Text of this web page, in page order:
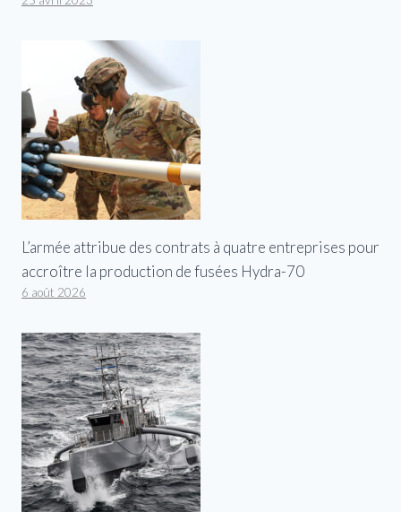
L’armée attribue des contrats à quatre entreprises pour
accroître la production de fusées Hydra-70
6 août 2026